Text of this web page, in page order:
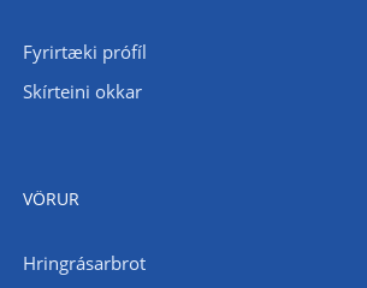
Fyrirtæki prófíl
Skírteini okkar
VÖRUR
Hringrásarbrot